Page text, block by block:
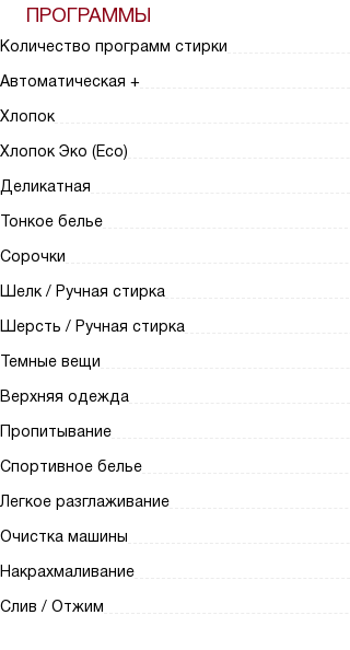
ПРОГРАММЫ
Количество программ стирки
Автоматическая +
Хлопок
Хлопок Эко (Eco)
Деликатная
Тонкое белье
Сорочки
Шелк / Ручная стирка
Шерсть / Ручная стирка
Темные вещи
Верхняя одежда
Пропитывание
Спортивное белье
Легкое разглаживание
Очистка машины
Накрахмаливание
Слив / Отжим